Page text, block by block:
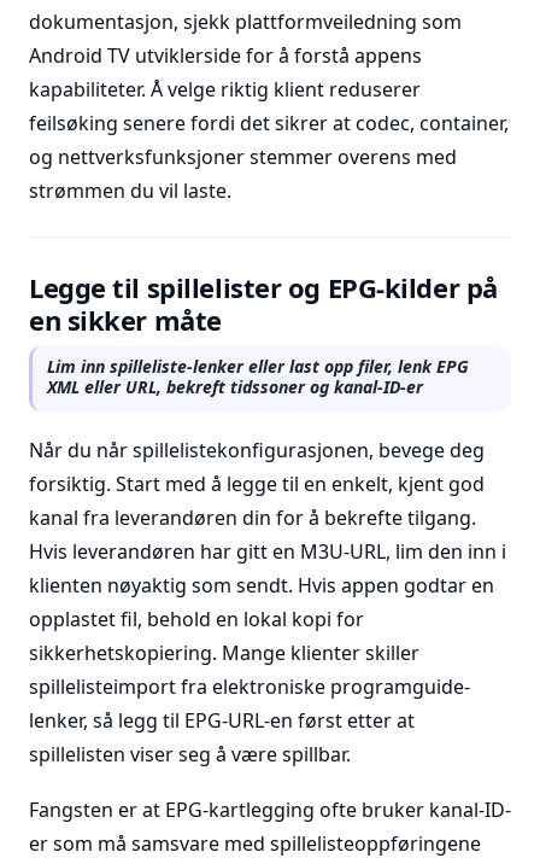
dokumentasjon, sjekk plattformveiledning som
Android TV utviklerside for å forstå appens
kapabiliteter. Å velge riktig klient reduserer
feilsøking senere fordi det sikrer at codec, container,
og nettverksfunksjoner stemmer overens med
strømmen du vil laste.
Legge til spillelister og EPG-kilder på
en sikker måte
Lim inn spilleliste-lenker eller last opp filer, lenk EPG
XML eller URL, bekreft tidssoner og kanal-ID-er
Når du når spillelistekonfigurasjonen, bevege deg
forsiktig. Start med å legge til en enkelt, kjent god
kanal fra leverandøren din for å bekrefte tilgang.
Hvis leverandøren har gitt en M3U-URL, lim den inn i
klienten nøyaktig som sendt. Hvis appen godtar en
opplastet fil, behold en lokal kopi for
sikkerhetskopiering. Mange klienter skiller
spillelisteimport fra elektroniske programguide-
lenker, så legg til EPG-URL-en først etter at
spillelisten viser seg å være spillbar.
Fangsten er at EPG-kartlegging ofte bruker kanal-ID-
er som må samsvare med spillelisteoppføringene